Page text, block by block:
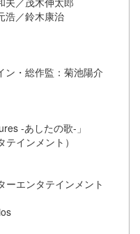
浩／鈴⽊康治
ン・総作監：菊池陽介
-あしたの歌-」
テインメント）
ーエンタテインメント